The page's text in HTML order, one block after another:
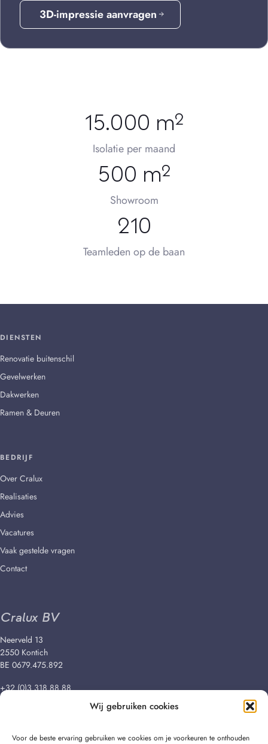
Wij gebruiken cookies
Voor de beste ervaring gebruiken we cookies om je voorkeuren te onthouden
3D-impressie aanvragen
15.000 m²
Isolatie per maand
500 m²
Showroom
210
Teamleden op de baan
DIENSTEN
Renovatie buitenschil
Gevelwerken
Dakwerken
Ramen & Deuren
BEDRIJF
Over Cralux
Realisaties
Advies
Vacatures
Vaak gestelde vragen
Contact
Cralux BV
Neerveld 13
2550 Kontich
BE 0679.475.892
+32 (0)3 318 88 88